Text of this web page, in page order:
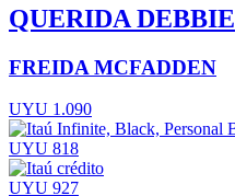
QUERIDA DEBBIE
FREIDA MCFADDEN
UYU 1.090
UYU 818
UYU 927